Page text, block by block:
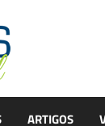
ARTIGOS